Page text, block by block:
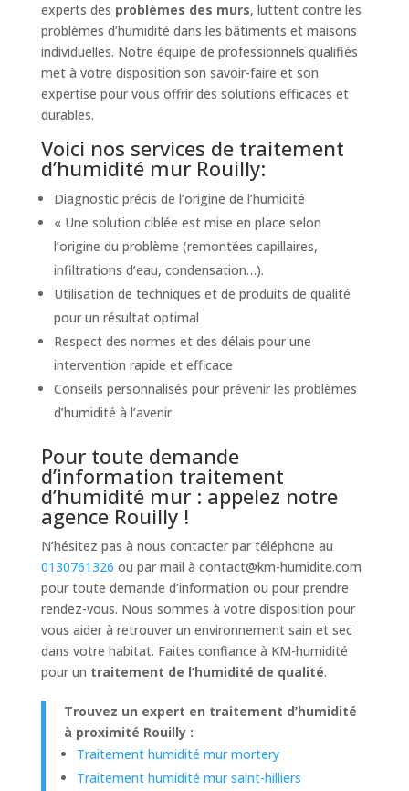
experts des problèmes des murs, luttent contre les
problèmes d’humidité dans les bâtiments et maisons
individuelles. Notre équipe de professionnels qualifiés
met à votre disposition son savoir-faire et son
expertise pour vous offrir des solutions efficaces et
durables.
Voici nos services de traitement
d’humidité mur Rouilly:
Diagnostic précis de l’origine de l’humidité
« Une solution ciblée est mise en place selon
l’origine du problème (remontées capillaires,
infiltrations d’eau, condensation…).
Utilisation de techniques et de produits de qualité
pour un résultat optimal
Respect des normes et des délais pour une
intervention rapide et efficace
Conseils personnalisés pour prévenir les problèmes
d’humidité à l’avenir
Pour toute demande
d’information traitement
d’humidité mur : appelez notre
agence Rouilly !
N’hésitez pas à nous contacter par téléphone au
0130761326 ou par mail à contact@km-humidite.com
pour toute demande d’information ou pour prendre
rendez-vous. Nous sommes à votre disposition pour
vous aider à retrouver un environnement sain et sec
dans votre habitat. Faites confiance à KM-humidité
pour un traitement de l’humidité de qualité.
Trouvez un expert en traitement d’humidité
à proximité Rouilly :
Traitement humidité mur mortery
Traitement humidité mur saint-hilliers